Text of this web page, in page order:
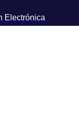
Electrónica